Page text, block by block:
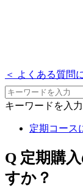
＜ よくある質問
キーワードを入
定期コース
Q 定期購
すか？